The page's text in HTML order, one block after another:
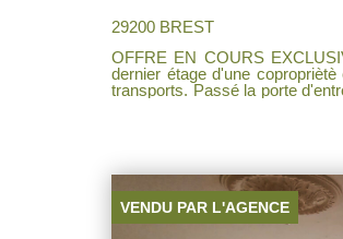
29200 BREST
OFFRE EN COURS EXCLUSIVITE. Appartement entièrement rénové en 2019 au
dernier étage d'une
transports. Passé la porte
POSER VOS MEUBLES, LE
PRIVATIVE. A VISITER
VENDU PAR L'AGENCE